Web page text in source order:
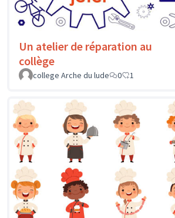
Un atelier de réparation au
collège
college Arche du lude
0 1